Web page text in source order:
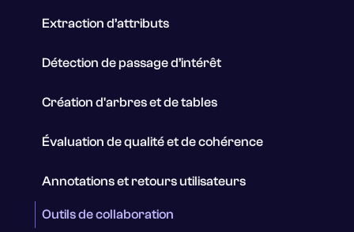
Extraction d’attributs
Détection de passage d’intérêt
Création d'arbres et de tables
Évaluation de qualité et de cohérence
Annotations et retours utilisateurs
Outils de collaboration